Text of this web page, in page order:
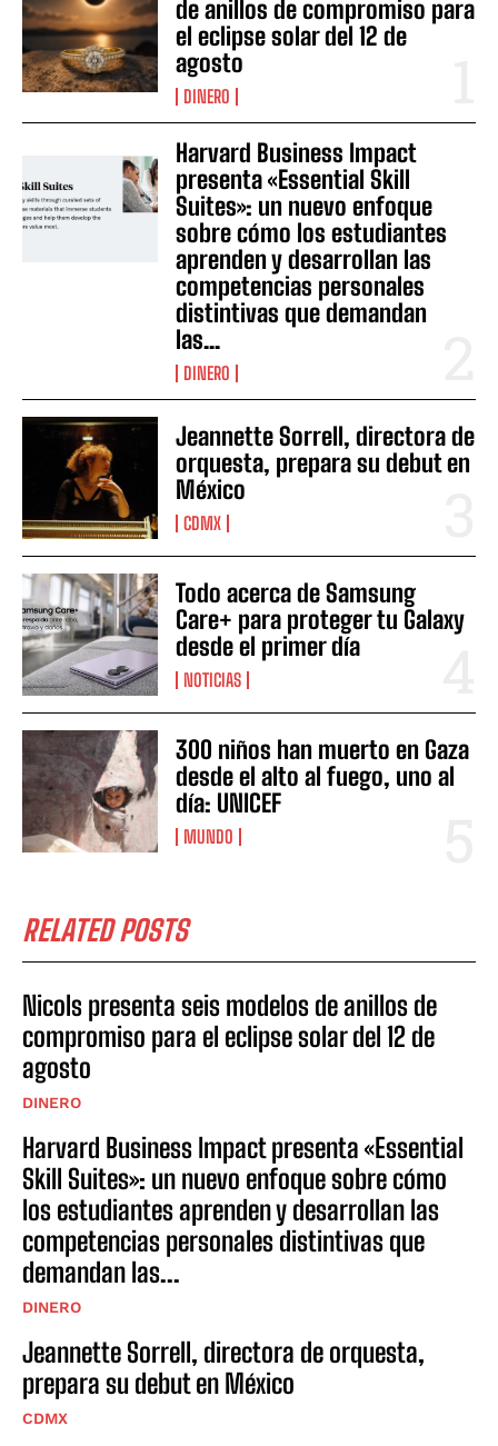
de anillos de compromiso para
el eclipse solar del 12 de
agosto
DINERO
Harvard Business Impact
presenta «Essential Skill
Suites»: un nuevo enfoque
sobre cómo los estudiantes
aprenden y desarrollan las
competencias personales
distintivas que demandan
las...
DINERO
Jeannette Sorrell, directora de
orquesta, prepara su debut en
México
CDMX
Todo acerca de Samsung
Care+ para proteger tu Galaxy
desde el primer día
NOTICIAS
300 niños han muerto en Gaza
desde el alto al fuego, uno al
día: UNICEF
MUNDO
RELATED POSTS
Nicols presenta seis modelos de anillos de
compromiso para el eclipse solar del 12 de
agosto
DINERO
Harvard Business Impact presenta «Essential
Skill Suites»: un nuevo enfoque sobre cómo
los estudiantes aprenden y desarrollan las
competencias personales distintivas que
demandan las...
DINERO
Jeannette Sorrell, directora de orquesta,
prepara su debut en México
CDMX